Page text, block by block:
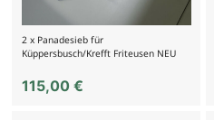
2 x Panadesieb für
Küppersbusch/Krefft Friteusen NEU
115,00 €